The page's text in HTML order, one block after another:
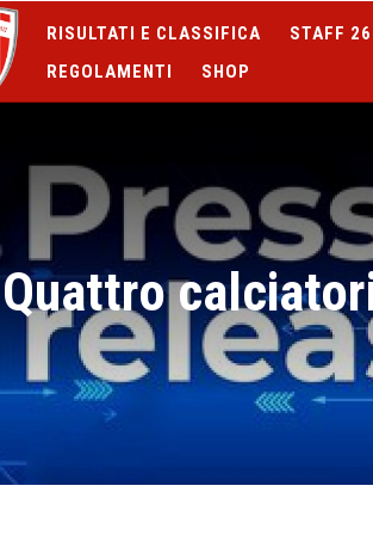
RISULTATI E CLASSIFICA STAFF
REGOLAMENTI
SHOP
Quattro